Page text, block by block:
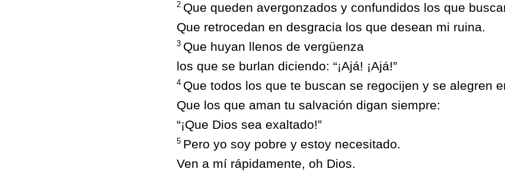
2 Que queden avergonzados y confundidos los que
Que retrocedan en desgracia los que desean mi ruina.
3 Que huyan llenos de vergüenza
los que se burlan diciendo: “¡Ajá! ¡Ajá!”
4 Que todos los que te buscan se regocijen y se alegren
Que los que aman tu salvación digan siempre:
“¡Que Dios sea exaltado!”
5 Pero yo soy pobre y estoy necesitado.
Ven a mí rápidamente, oh Dios.